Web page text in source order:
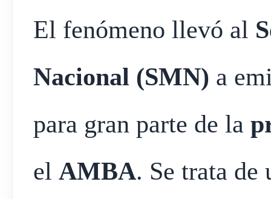
El fenómeno llevó al
Nacional (SMN) a
para gran parte de la
el AMBA. Se trata